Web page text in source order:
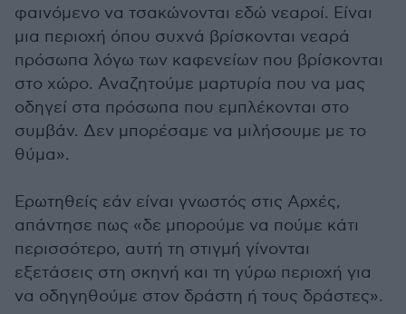
φαινόμενο να τσακώνονται εδώ νεαροί. Είναι
μια περιοχή όπου συχνά βρίσκονται νεαρά
πρόσωπα λόγω των καφενείων που βρίσκονται
στο χώρο. Αναζητούμε μαρτυρία που να μας
οδηγεί στα πρόσωπα που εμπλέκονται στο
συμβάν. Δεν μπορέσαμε να μιλήσουμε με το
θύμα».
Ερωτηθείς εάν είναι γνωστός στις Αρχές,
απάντησε πως «δε μπορούμε να πούμε κάτι
περισσότερο, αυτή τη στιγμή γίνονται
εξετάσεις στη σκηνή και τη γύρω περιοχή για
να οδηγηθούμε στον δράστη ή τους δράστες».